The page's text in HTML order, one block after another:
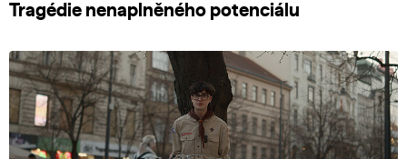
Tragédie nenaplněného potenciálu